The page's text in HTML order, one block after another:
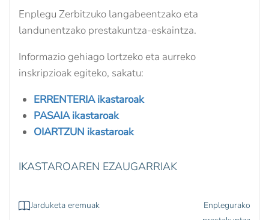
Enplegu Zerbitzuko langabeentzako eta
landunentzako prestakuntza-eskaintza.
Informazio gehiago lortzeko eta aurreko
inskripzioak egiteko, sakatu:
ERRENTERIA ikastaroak
PASAIA ikastaroak
OIARTZUN ikastaroak
IKASTAROAREN EZAUGARRIAK
Jarduketa eremuak
Enplegurako